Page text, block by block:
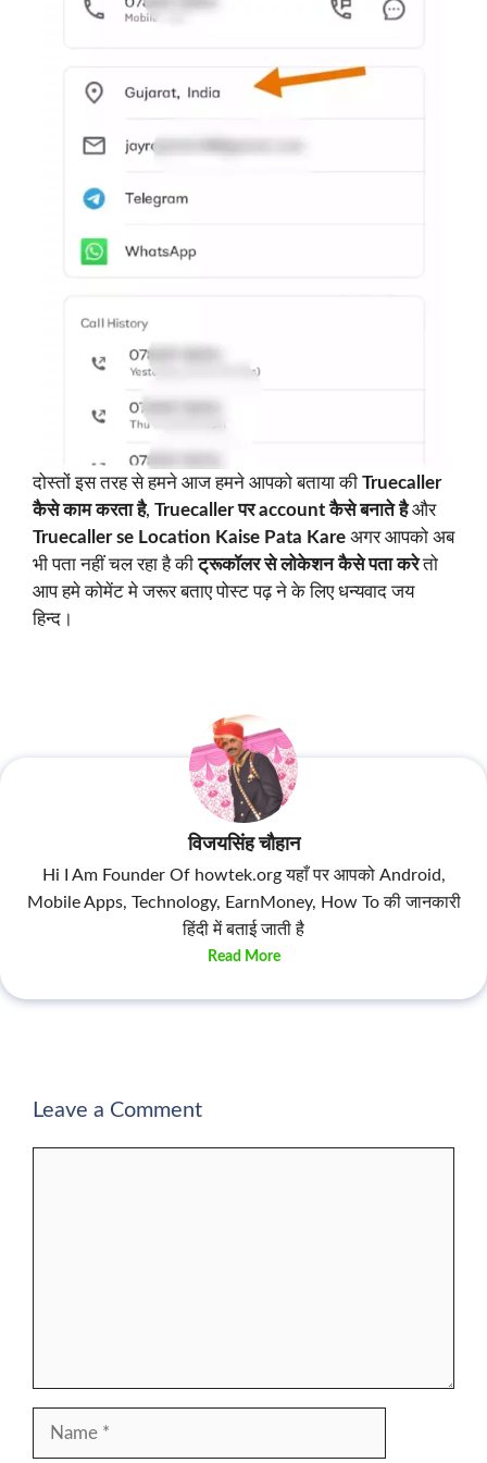
दोस्तों इस तरह से हमने आज हमने आपको बताया की Truecaller
कैसे काम करता है, Truecaller पर account कैसे बनाते हैऔर
Truecaller se Location Kaise Pata Kare अगर आपको अब
भी पता नहीं चल रहा है कीट्रूकॉलर से लोकेशन कैसे पता करेतो
आप हमे कोमेंट मे जरूर बताए पोस्ट पढ़ ने के लिए धन्यवाद जय
हिन्द।
विजयसिंह चौहान
Hi I Am Founder Of howtek.org यहाँ पर आपको Android,
Mobile Apps, Technology, EarnMoney, How To की जानकारी
हिंदी में बताई जाती है
Read More
Leave a Comment